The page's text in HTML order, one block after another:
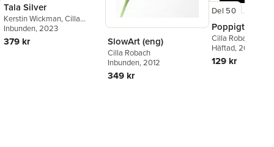
Tala Silver
Kerstin Wickman,Cilla
Robach,Anders Ljungberg
Sofia Silfverstolpe
Inbunden, 2023
379 kr SlowArt (eng)
Cilla Robach
Inbunden, 2012
349 kr
Del 50
Poppigt
Cilla Robach
Ernstell,Anne-
Ericsson
Häftad, 2004
129 kr